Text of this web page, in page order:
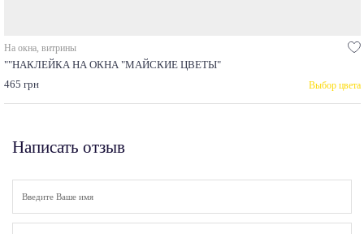
На окна, витрины
""НАКЛЕЙКА НА ОКНА "МАЙСКИЕ ЦВЕТЫ"
465 грн
Выбор цвета
Написать отзыв